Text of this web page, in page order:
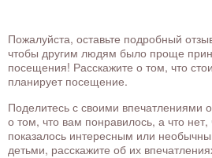
Пожалуйста, оставьте подробный
чтобы другим людям было проще
посещения! Расскажите о том, что
планирует посещение.
Поделитесь с своими впечатлениями
о том, что вам понравилось, а что
показалось интересным или
детьми, расскажите об их